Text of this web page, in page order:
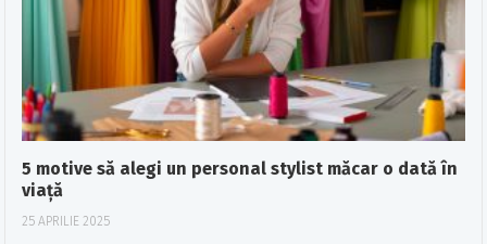
5 motive să alegi un personal stylist măcar o dată în
viață
25 APRILIE 2025